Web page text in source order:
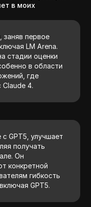
в моих
заняв первое
LM Arena.
стадии оценки
в области
где
Claude 4.
GPT5, улучшает
получать
Он
конкретной
гибкость
GPT5.